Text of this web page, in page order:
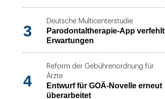
3
Deutsche Multicenterstudie
Parodontaltherapie-App verfehlt
Erwartungen
4
Reform der Gebührenordnung für
Ärzte
Entwurf für GOÄ-Novelle erneut
überarbeitet